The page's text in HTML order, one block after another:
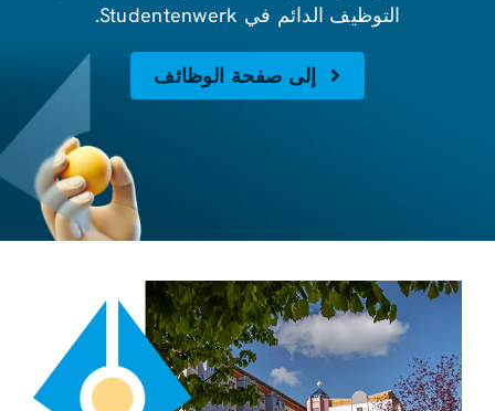
التوظيف الدائم في Studentenwerk.
إلى صفحة الوظائف